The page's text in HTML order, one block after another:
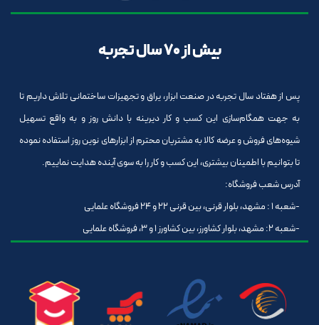
بیش از 70 سال تجربه
پس از هفتاد سال تجربه در صنعت ابزار، یراق و تجهیزات ساختمانی تلاش داریم تا
به جهت همگام‌سازی این کسب و کار دیرینه با دانش روز و به واقع تسهیل
شیوه‌های فروش و عرضه کالا به مشتریان محترم از ابزارهای نوین روز استفاده نموده
تا بتوانیم با اطمینان بیشتری، این کسب و کار را به سوی آینده هدایت نماییم.
آدرس شعب فروشگاه:
-شعبه 1 : مشهد، بلوار قرنی، بین قرنی 22 و 24 فروشگاه علمایی
-شعبه 2: مشهد، بلوار کشاورز، بین کشاورز 1 و 3، فروشگاه علمایی